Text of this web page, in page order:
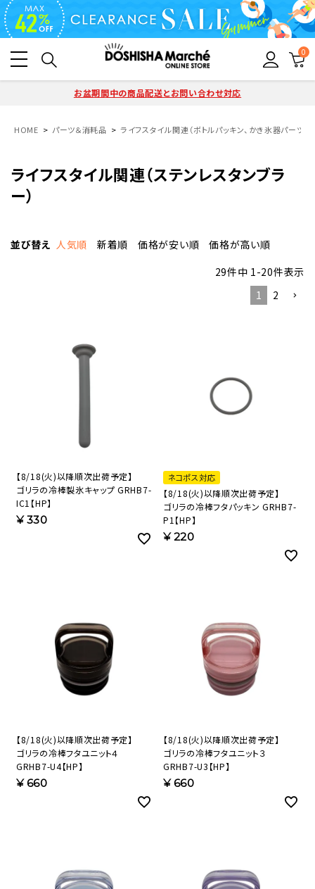
0
お盆期間中の商品配送とお問い合わせ対応
HOME パーツ＆消耗品 ライフスタイル関連（ボトルパッキン、かき氷器パーツ）
ライフスタイル関連（ステンレスタンブラ
ー）
並び替え 人気順 新着順 価格が安い順
価格が高い順
29件中 1-20件表示
1
2
【8/18(火)以降順次出荷予定】
ゴリラの冷棒製氷キャップ GRHB7-
IC1【HP】
¥330
ネコポス対応
【8/18(火)以降順次出荷予定】
ゴリラの冷棒フタパッキン GRHB7-
P1【HP】
¥220
【8/18(火)以降順次出荷予定】
ゴリラの冷棒フタユニット４
GRHB7-U4【HP】
¥660
【8/18(火)以降順次出荷予定】
ゴリラの冷棒フタユニット３
GRHB7-U3【HP】
¥660